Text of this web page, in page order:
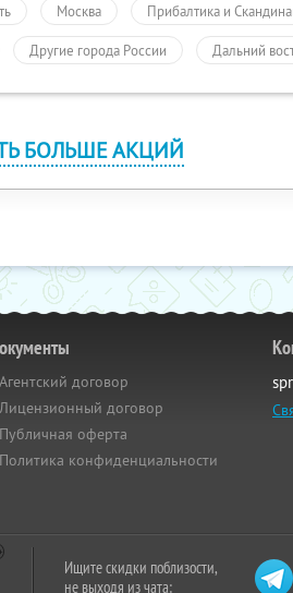
Москва Прибалтика и
Другие города России Дальний
БОЛЬШЕ АКЦИЙ
Агентский договор
Лицензионный договор
Публичная оферта
Политика конфиденциальности
Ищите скидки поблизости,
не выходя из чата: